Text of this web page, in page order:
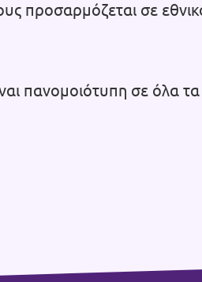
προσαρμόζεται σε
πανομοιότυπη σε όλα